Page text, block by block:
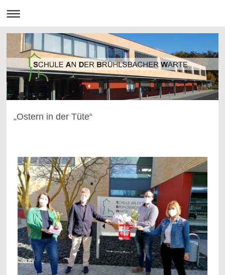
„Ostern in der Tüte“